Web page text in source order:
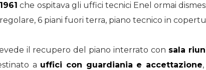
1961 che ospitava gli uffici tecnici Enel ormai
6 piani fuori terra, piano tecnico in
il recupero del piano interrato con sala
a uffici con guardiania e accettazione